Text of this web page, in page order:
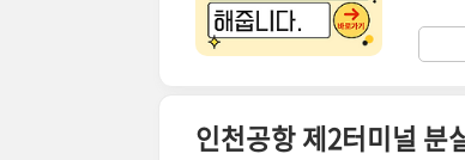
혜택
을
인천공항 제2터미널 분